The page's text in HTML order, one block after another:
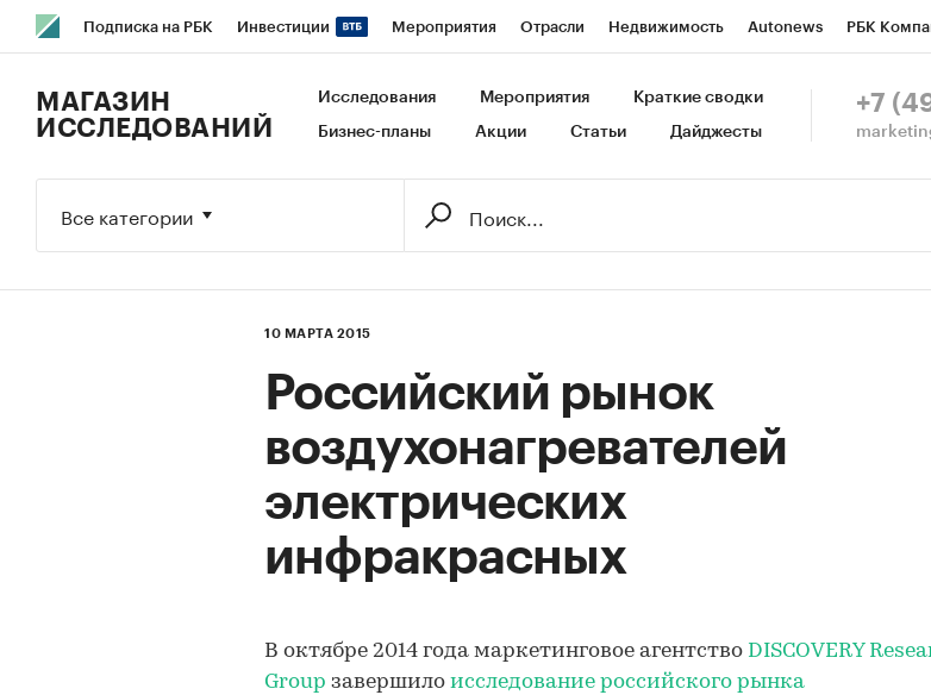
Подписка на РБК Инвестиции Мероприятия Отрасли Недвижимость Autonews РБК
Исследования Кредитные рейтинги Франшизы Газета Спецпроекты СПб Конференции СПб
МАГАЗИН
ИССЛЕДОВАНИЙ
Исследования Мероприятия Краткие сводки
Бизнес-планы Акции Статьи Дайджесты
+7
Все категории
10 МАРТА 2015
Российский рынок
воздухонагревателей
электрических
инфракрасных
В октябре 2014 года маркетинговое агентство DISCOVERY
Group завершило исследование российского рынка